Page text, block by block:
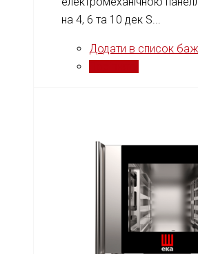
на 4, 6 та 10 дек S...
Додати в список